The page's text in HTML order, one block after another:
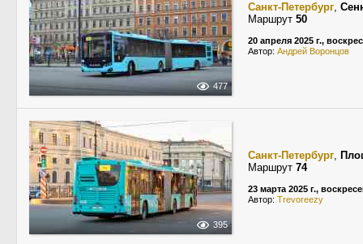
477
Санкт-Петербург,
Маршрут 50
20 апреля 2025 г.,
Автор: Андрей Воронцов
395
Санкт-Петербург,
Маршрут 74
23 марта 2025 г.,
Автор: Trevoreezy